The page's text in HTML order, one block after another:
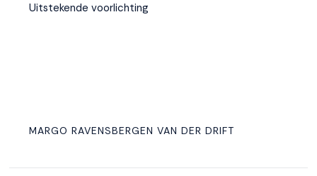
Uitstekende voorlichting
MARGO RAVENSBERGEN VAN DER DRIFT